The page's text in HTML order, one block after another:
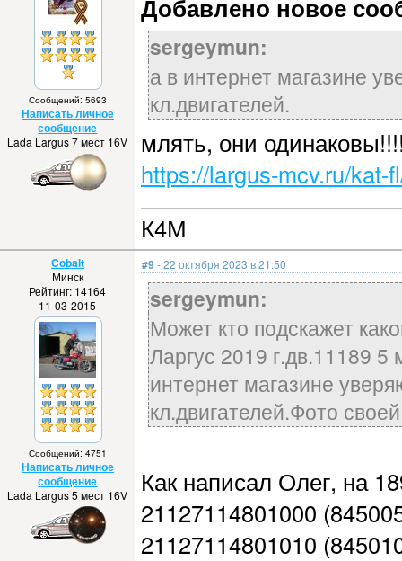
Сообщений: 5693
Написать личное
сообщение
Lada Largus 7 мест 16V
Добавлено новое
sergeymun:
а в интернет магазине
кл.двигателей.
млять, они
https://largus-mcv.ru/kat-
К4М
Cobalt
Минск
Рейтинг: 14164
11-03-2015
Сообщений: 4751
Написать личное
сообщение
Lada Largus 5 мест 16V
#9- 22 октября 2023 в 21:50
sergeymun:
Может кто подскажет
Ларгус 2019 г.дв.11189 5
интернет магазине
кл.двигателей.Фото
Как написал Олег, на
21127114801000
21127114801010